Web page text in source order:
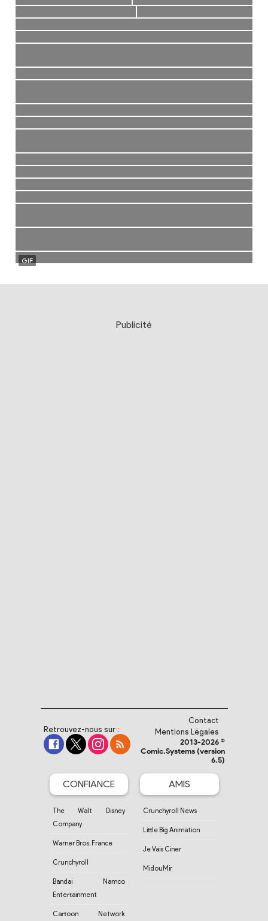
Publicité
Retrouvez-nous sur :
Contact
Mentions Légales
2013-2026 ©
Comic.Systems (version
6.5)
CONFIANCE
The Walt Disney
Company
Warner Bros. France
Crunchyroll
Bandai Namco
Entertainment
Cartoon Network
AMIS
Crunchyroll News
Little Big Animation
Je Vais Ciner
MidouMir